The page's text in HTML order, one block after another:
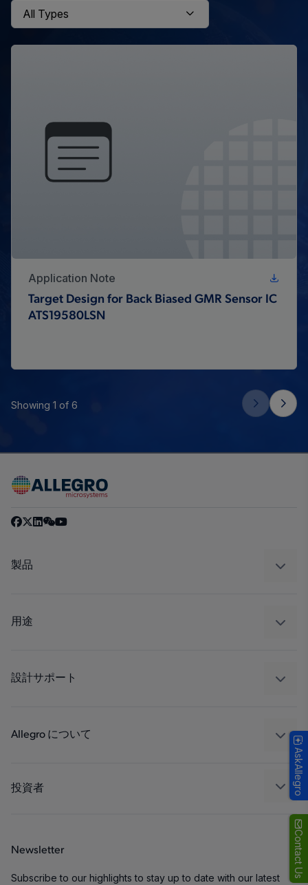
Contact Us
Application Note
Target Design for Back Biased GMR Sensor IC
ATS19580LSN
Showing 1 of 6
製品
レギュレート
用途
工業
設計サポート
パッケージング
Allegro について
キャリア
お問い合わせ先
投資者
Newsletter
Subscribe to our highlights to stay up to date with our latest
AskAllegro